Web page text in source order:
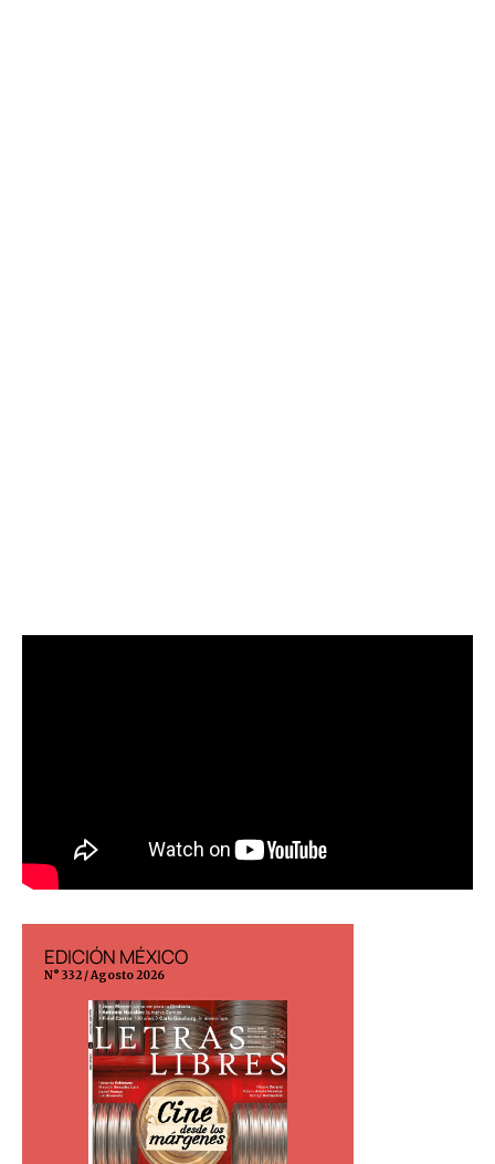
EDICIÓN MÉXICO
N° 332 / Agosto 2026